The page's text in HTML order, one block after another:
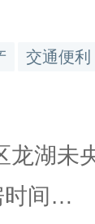
交通便利
龙湖未
时间…